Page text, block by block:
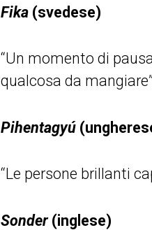
Fika (svedese)
“Un momento di
qualcosa da
Pihentagyú
“Le persone brillanti
Sonder(inglese)